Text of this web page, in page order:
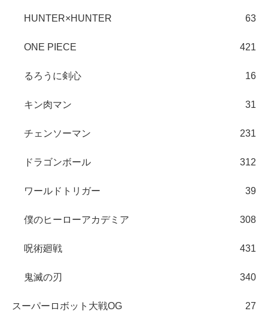
HUNTER×HUNTER 63
ONE PIECE 421
るろうに剣心 16
キン肉マン 31
チェンソーマン 231
ドラゴンボール 312
ワールドトリガー 39
僕のヒーローアカデミア 308
呪術廻戦 431
鬼滅の刃 340
スーパーロボット大戦OG 27